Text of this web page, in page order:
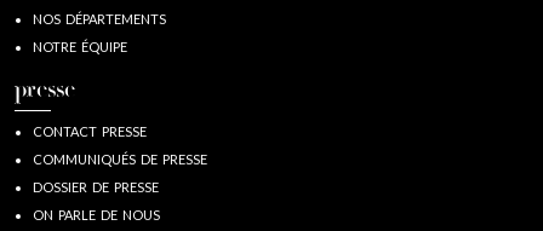
NOS DÉPARTEMENTS
NOTRE ÉQUIPE
presse
CONTACT PRESSE
COMMUNIQUÉS DE PRESSE
DOSSIER DE PRESSE
ON PARLE DE NOUS